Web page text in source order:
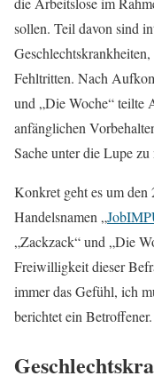
sollen. Teil davon sind
Fehltritten. Nach
und „Die Woche“ teilte
anfänglichen
Sache unter die Lupe zu
Konkret geht es um den
Handelsnamen „
„Zackzack“ und „Die
Freiwilligkeit dieser
immer das Gefühl, ich
berichtet ein Betroffener.